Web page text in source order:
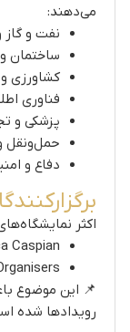
می‌دهند:
نفت و گاز و
ساختمان و
کشاورزی و
فناوری
پزشکی و
حمل‌ونقل و
دفاع و امنیت
اکثر
Caspian
Organisers
📌 این موضوع
رویدادها شده